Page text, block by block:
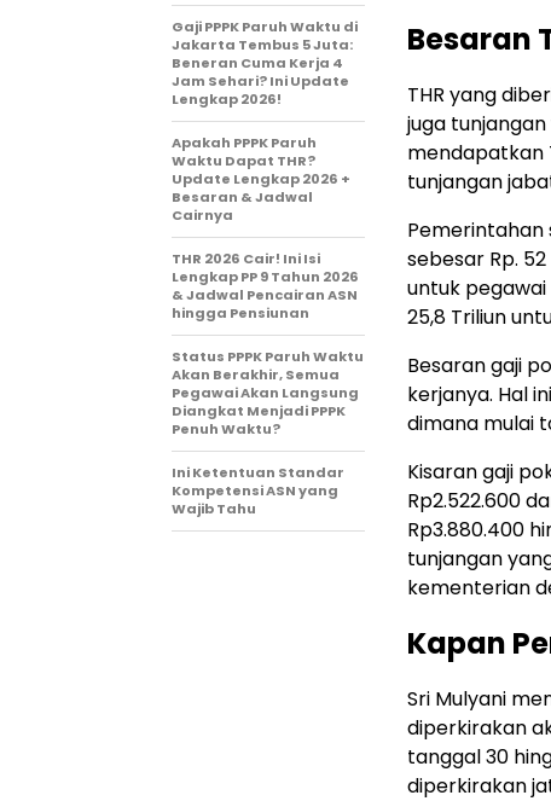
Besaran
THR yang
juga
mendapatkan
tunjangan
Pemerintahan
sebesar Rp.
untuk pegawai
25,8 Triliun
Besaran gaji
kerjanya. Hal
dimana mulai
Kisaran gaji
Rp2.522.600
Rp3.880.400
tunjangan
kementerian
Kapan
Sri Mulyani
diperkirakan
tanggal 30
diperkirakan
Gaji PPPK Paruh Waktu di
Jakarta Tembus 5 Juta:
Beneran Cuma Kerja 4
Jam Sehari? Ini Update
Lengkap 2026!
Apakah PPPK Paruh
Waktu Dapat THR?
Update Lengkap 2026 +
Besaran & Jadwal
Cairnya
THR 2026 Cair! Ini Isi
Lengkap PP 9 Tahun 2026
& Jadwal Pencairan ASN
hingga Pensiunan
Status PPPK Paruh Waktu
Akan Berakhir, Semua
Pegawai Akan Langsung
Diangkat Menjadi PPPK
Penuh Waktu?
Ini Ketentuan Standar
Kompetensi ASN yang
Wajib Tahu